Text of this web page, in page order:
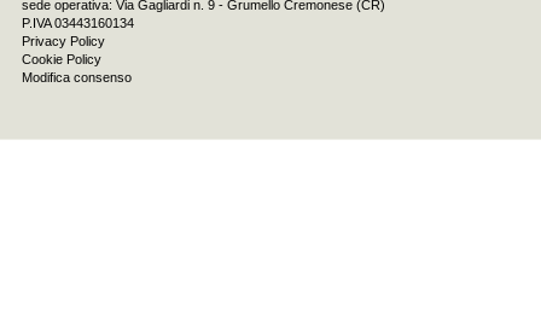
sede operativa: Via Gagliardi n. 9 - Grumello Cremonese (CR)
P.IVA 03443160134
Privacy Policy
Cookie Policy
Modifica consenso